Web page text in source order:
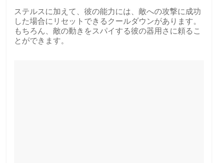
ステルスに加えて、彼の能力には、敵への攻撃に成功
した場合にリセットできるクールダウンがあります。
もちろん、敵の動きをスパイする彼の器用さに頼るこ
とができます。